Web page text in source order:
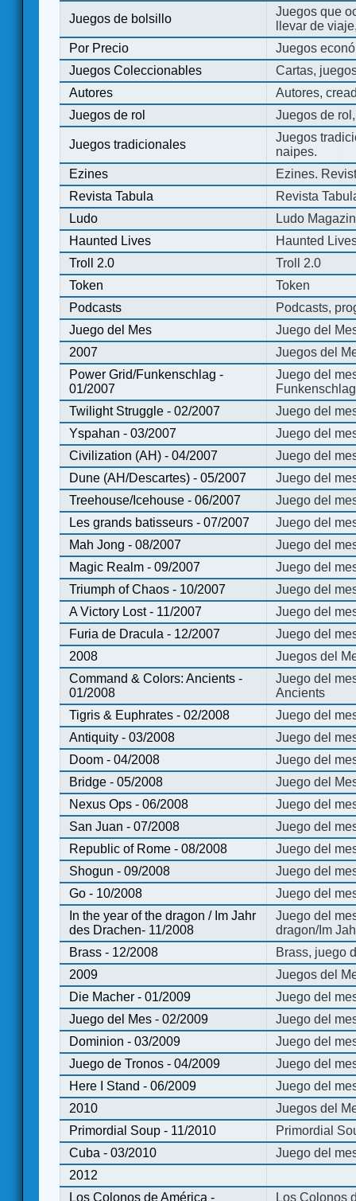
Juegos de bolsillo
Juegos que
llevar de
Por Precio
Juegos
Juegos Coleccionables
Cartas,
Autores
Autores,
Juegos de rol
Juegos de
Juegos tradicionales
Juegos
naipes.
Ezines
Ezines.
Revista Tabula
Revista
Ludo
Ludo
Haunted Lives
Haunted
Troll 2.0
Troll 2.0
Token
Token
Podcasts
Podcasts,
Juego del Mes
Juego del
2007
Juegos del
Power Grid/Funkenschlag -
01/2007
Juego del
Twilight Struggle - 02/2007
Juego del
Yspahan - 03/2007
Juego del
Civilization (AH) - 04/2007
Juego del
Dune (AH/Descartes) - 05/2007
Juego del
Treehouse/Icehouse - 06/2007
Juego del
Les grands batisseurs - 07/2007
Juego del
Mah Jong - 08/2007
Juego del
Magic Realm - 09/2007
Juego del
Triumph of Chaos - 10/2007
Juego del
A Victory Lost - 11/2007
Juego del
Furia de Dracula - 12/2007
Juego del
2008
Juegos del
Command & Colors: Ancients -
01/2008
Juego del
Ancients
Tigris & Euphrates - 02/2008
Juego del
Antiquity - 03/2008
Juego del
Doom - 04/2008
Juego del
Bridge - 05/2008
Juego del
Nexus Ops - 06/2008
Juego del
San Juan - 07/2008
Juego del
Republic of Rome - 08/2008
Juego del
Shogun - 09/2008
Juego del
Go - 10/2008
Juego del
In the year of the dragon / Im Jahr
des Drachen- 11/2008
Juego del
dragon/Im
Brass - 12/2008
Brass, juego
2009
Juegos del
Die Macher - 01/2009
Juego del
Juego del Mes - 02/2009
Juego del
Dominion - 03/2009
Juego del
Juego de Tronos - 04/2009
Juego del
Here I Stand - 06/2009
Juego del
2010
Juegos del
Primordial Soup - 11/2010
Primordial
Cuba - 03/2010
Juego del
2012
Los Colonos de América -
Los Colonos